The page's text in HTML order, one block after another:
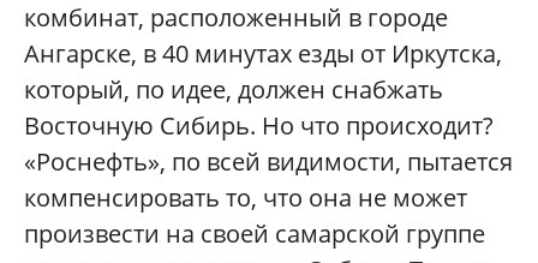
комбинат, расположенный в городе
Ангарске, в 40 минутах езды от Иркутска,
который, по идее, должен снабжать
Восточную Сибирь. Но что происходит?
«Роснефть», по всей видимости, пытается
компенсировать то, что она не может
произвести на своей самарской группе